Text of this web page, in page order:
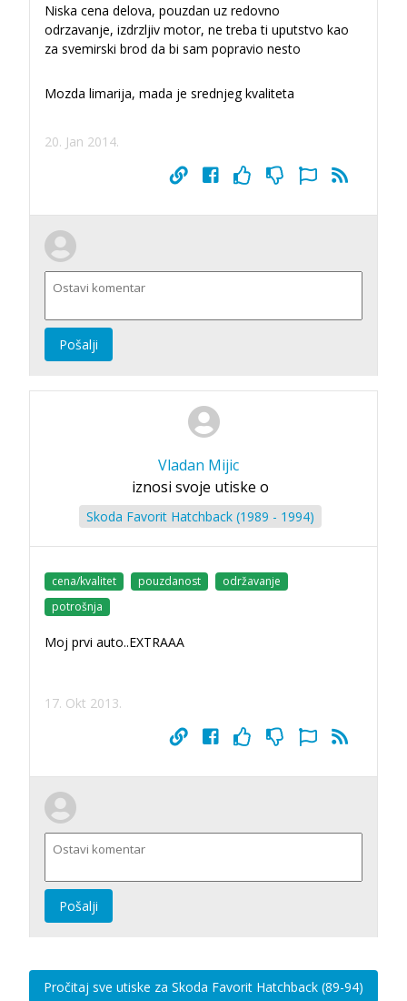
Niska cena delova, pouzdan uz redovno
odrzavanje, izdrzljiv motor, ne treba ti uputstvo kao
za svemirski brod da bi sam popravio nesto
Mozda limarija, mada je srednjeg kvaliteta
20. Jan 2014.
Pošalji
Vladan Mijic
iznosi svoje utiske o
Skoda Favorit Hatchback (1989 - 1994)
cena/kvalitet pouzdanost
održavanje
potrošnja
Moj prvi auto..EXTRAAA
17. Okt 2013.
Pošalji
Pročitaj sve utiske za Skoda Favorit Hatchback (89-94)